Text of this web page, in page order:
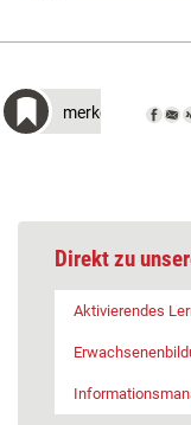
merken
Direkt zu
Aktivierendes